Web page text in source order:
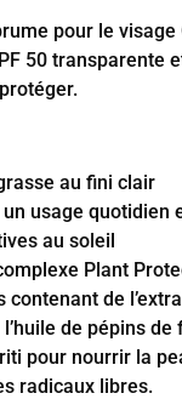
pour le visage
50 transparente
au fini clair
usage quotidien
au soleil
Plant
contenant de
de pépins
pour nourrir la
radicaux libres.